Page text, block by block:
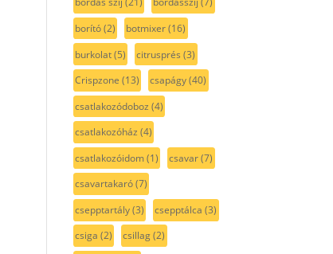
borító(2) botmixer(16)
burkolat(5) citrusprés (3)
Crispzone (13) csapágy(40)
csatlakozódoboz (4)
csatlakozóház (4)
csatlakozóidom(1) csavar(7)
csavartakaró(7)
csepptartály(3) csepptálca (3)
csiga (2) csillag(2)